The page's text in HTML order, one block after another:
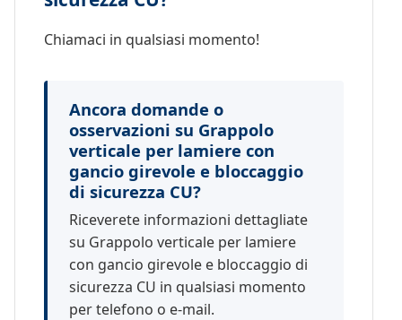
Chiamaci in qualsiasi momento!
Ancora domande o
osservazioni su Grappolo
verticale per lamiere con
gancio girevole e bloccaggio
di sicurezza CU?
Riceverete informazioni dettagliate
su Grappolo verticale per lamiere
con gancio girevole e bloccaggio di
sicurezza CU in qualsiasi momento
per telefono o e-mail.